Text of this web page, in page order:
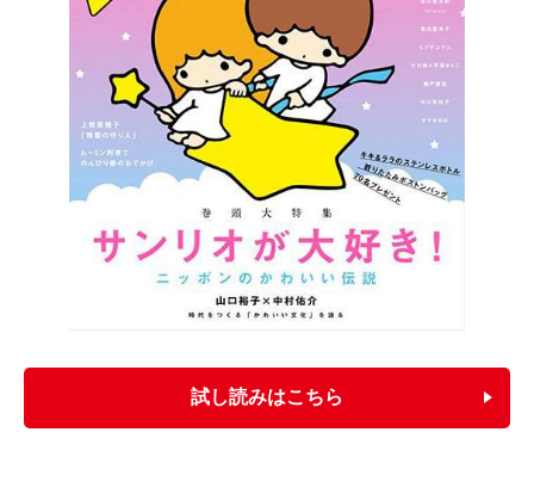
試し読みはこちら